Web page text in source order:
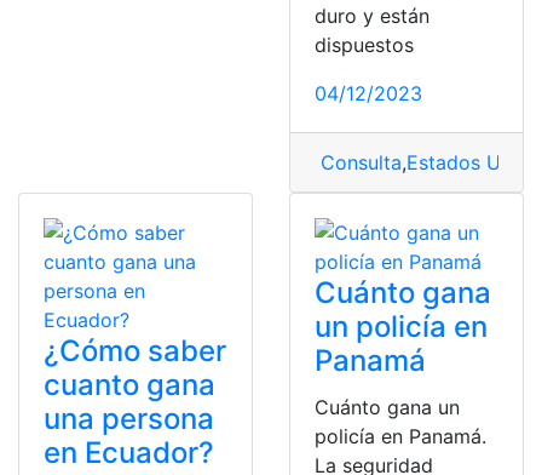
duro y están
dispuestos
04/12/2023
Consulta,Estados
¿Cómo saber
cuanto gana
una persona
en Ecuador?
Cuánto gana
un policía en
Panamá
Cuánto gana un
policía en Panamá.
La seguridad